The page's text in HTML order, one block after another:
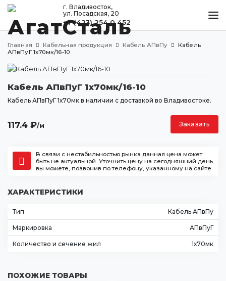
г. Владивосток,
ул. Посадская, 20
+7 (423) 254 0 452
КАТАЛОГ
МЕТАЛЛООБРАБОТКА
ДОСТАВКА И ОПЛАТА
КОНТАКТЫ
Владивосток
+7 (423) 254 0 452
agatstal@mail.ru
Главная Кабельная продукция Кабель АПвПу
Кабель
АПвПуГ 1х70мк/16-10
Кабель АПвПуГ 1х70мк/16-10
Кабель АПвПуГ 1х70мк в наличии с доставкой во Владивостоке.
117.4 ₽/м Заказать
В связи с нестабильностью рынка данная цена может
быть не актуальной. Уточнить цену на сегодняшний день
вы можете, позвонив по телефону, указанному на сайте.
ХАРАКТЕРИСТИКИ
Тип Кабель АПвПу
Маркировка АПвПуГ
Количество и сечение жил 1х70мк
ПОХОЖИЕ ТОВАРЫ